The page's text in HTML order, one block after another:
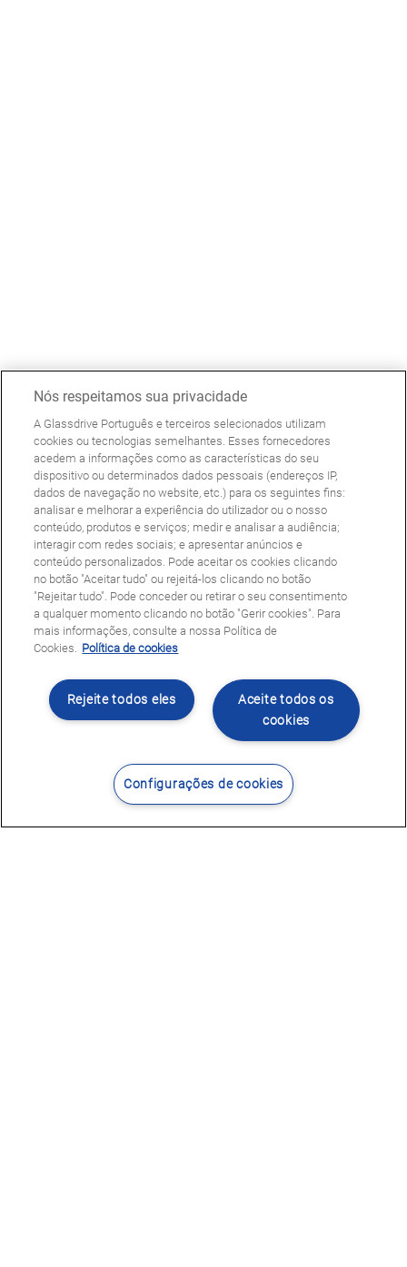
Contacte-nos Encontrar Centro
Nós respeitamos sua privacidade
A Glassdrive Português e terceiros selecionados utilizam
cookies ou tecnologias semelhantes. Esses fornecedores
acedem a informações como as características do seu
dispositivo ou determinados dados pessoais (endereços IP,
dados de navegação no website, etc.) para os seguintes fins:
analisar e melhorar a experiência do utilizador ou o nosso
conteúdo, produtos e serviços; medir e analisar a audiência;
interagir com redes sociais; e apresentar anúncios e
conteúdo personalizados. Pode aceitar os cookies clicando
no botão "Aceitar tudo" ou rejeitá-los clicando no botão
"Rejeitar tudo". Pode conceder ou retirar o seu consentimento
a qualquer momento clicando no botão "Gerir cookies". Para
mais informações, consulte a nossa Política de
Cookies. Política de cookies
Aceite todos os
cookies
Rejeite todos eles
Configurações de cookies